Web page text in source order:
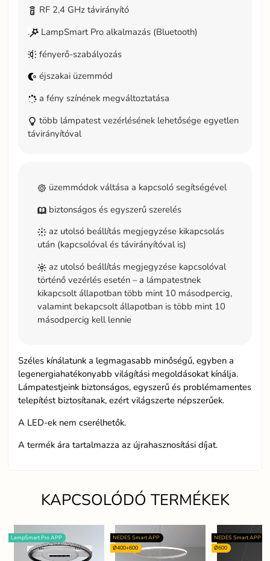
RF 2,4 GHz távirányító
.
LampSmart Pro alkalmazás (Bluetooth)
fényerő-szabályozás
éjszakai üzemmód
a fény színének megváltoztatása
több lámpatest vezérlésének lehetősége egyetlen
távirányítóval
üzemmódok váltása a kapcsoló segítségével
biztonságos és egyszerű szerelés
az utolsó beállítás megjegyzése kikapcsolás
után (kapcsolóval és távirányítóval is)
az utolsó beállítás megjegyzése kapcsolóval
történő vezérlés esetén – a lámpatestnek
kikapcsolt állapotban több mint 10 másodpercig,
valamint bekapcsolt állapotban is több mint 10
másodpercig kell lennie
Széles kínálatunk a legmagasabb minőségű, egyben a
legenergiahatékonyabb világítási megoldásokat kínálja.
Lámpatestjeink biztonságos, egyszerű és problémamentes
telepítést biztosítanak, ezért világszerte népszerűek.
A LED-ek nem cserélhetők.
A termék ára tartalmazza az újrahasznosítási díjat.
KAPCSOLÓDÓ TERMÉKEK
LampSmart Pro APP
NEDES Smart APP
Ø400+600
NEDES Smart APP
Ø600